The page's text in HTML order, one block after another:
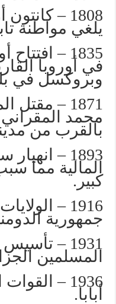
1808 –
يلغي مواطنة
1835 –
في أوروبا
وبروكسل في
1871 –
محمد
بالقرب من
1893 –
المالية مما
كبير.
1916 –
جمهورية
1931 –
المسلمين
1936 –
أبابا.